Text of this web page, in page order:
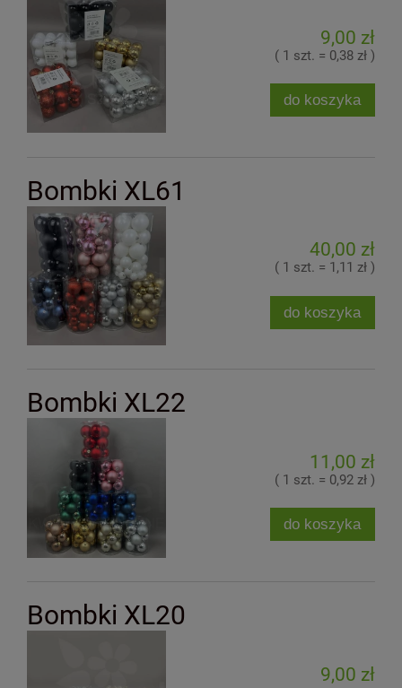
9,00 zł
( 1 szt. = 0,38 zł )
do koszyka
Bombki XL61
40,00 zł
( 1 szt. = 1,11 zł )
do koszyka
Bombki XL22
11,00 zł
( 1 szt. = 0,92 zł )
do koszyka
Bombki XL20
9,00 zł